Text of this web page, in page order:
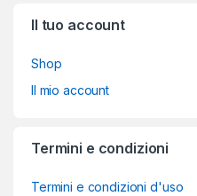
Il tuo account
Shop
Il mio account
Termini e condizioni
Termini e condizioni d'uso